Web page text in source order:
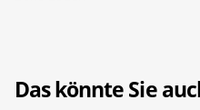
Das könnte Sie